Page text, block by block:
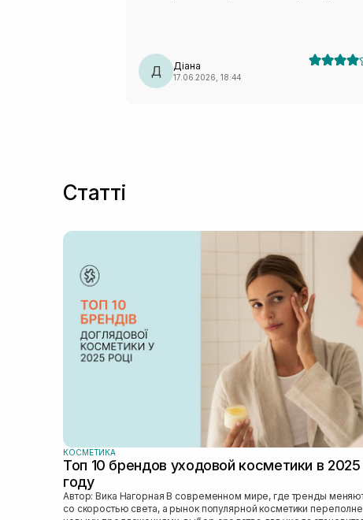
Д Діана
17.06.2026, 18:44
Статті
КОСМЕТИКА
Топ 10 брендов уходовой косметики в 2025
году
Автор: Вика Нагорная В современном мире, где тренды меняются
со скоростью света, а рынок популярной косметики